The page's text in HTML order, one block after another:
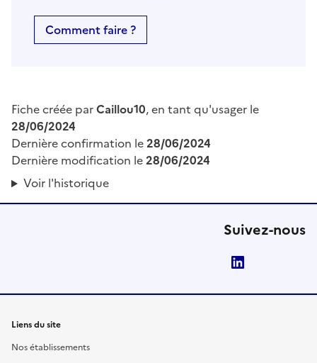
Comment faire ?
Fiche créée parCaillou10, en tant qu'usager le
28/06/2024
Dernière confirmation le28/06/2024
Dernière modification le28/06/2024
Voir l'historique
Suivez-nous
Liens du site
Nos établissements